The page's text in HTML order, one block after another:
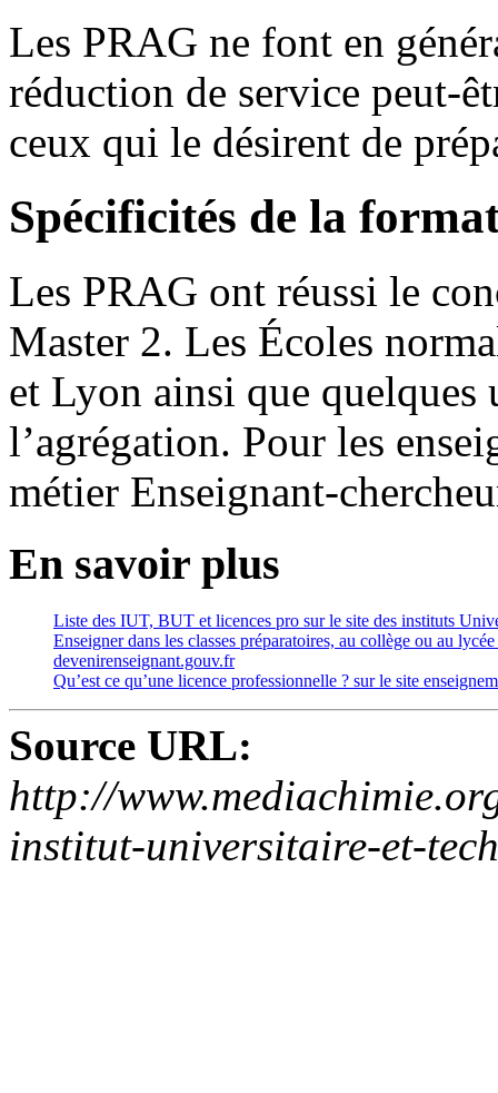
Les PRAG ne font en
réduction de service peut-
ceux qui le désirent de
Spécificités de la
Les PRAG ont réussi le
Master 2. Les Écoles
et Lyon ainsi que quelques
l’agrégation. Pour les
métier Enseignant-
En savoir plus
Liste des IUT, BUT et licences pro sur le site des instituts
Enseigner dans les classes préparatoires, au collège ou au
devenirenseignant.gouv.fr
Qu’est ce qu’une licence professionnelle ? sur le site
Source URL:
http://
institut-universitaire-et-